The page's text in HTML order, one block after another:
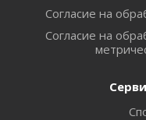
Согласие на
Согласие на